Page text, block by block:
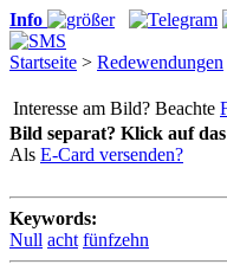
Info
Startseite > Redewendungen
Interesse am Bild? Beachte
Bild separat? Klick auf
Als E-Card versenden?
Keywords:
Null acht fünfzehn